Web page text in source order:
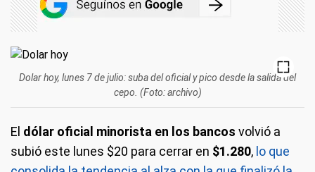
Dolar hoy, lunes 7 de julio: suba del oficial y pico desde la salida del
cepo. (Foto: archivo)
El dólar oficial minorista en los bancos volvió a
subió este lunes $20 para cerrar en $1.280, lo que